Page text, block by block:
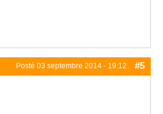
Posté 03 septembre 2014 - 19:12 #5